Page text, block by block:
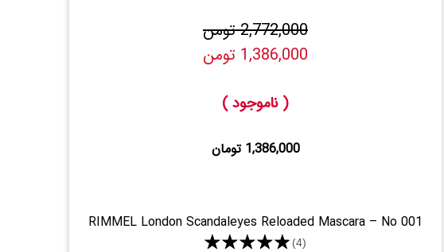
2,772,000 تومن
1,386,000 تومن
( ناموجود )
1,386,000 تومان
RIMMEL London Scandaleyes Reloaded Mascara – No 001
★★★★★(4)